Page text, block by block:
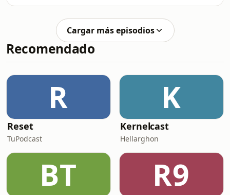
Cargar más episodios
Recomendado
R
Reset
TuPodcast
K
Kernelcast
Hellarghon
BT R9